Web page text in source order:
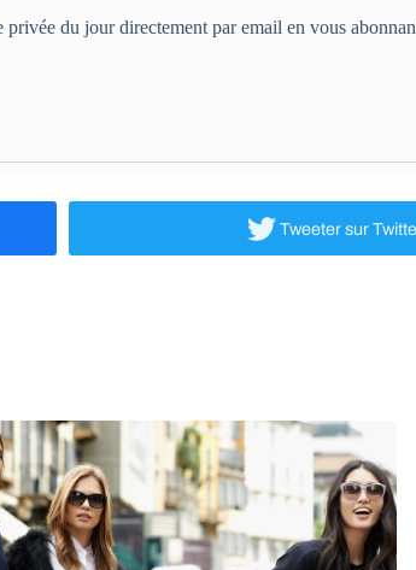
du jour directement par email en vous
Tweetersur